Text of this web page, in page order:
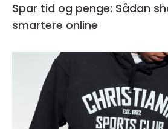
Spar tid og penge: Sådan
smartere online